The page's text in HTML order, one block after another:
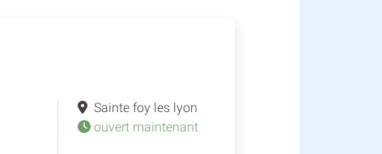
Sainte foy les lyon
ouvert maintenant